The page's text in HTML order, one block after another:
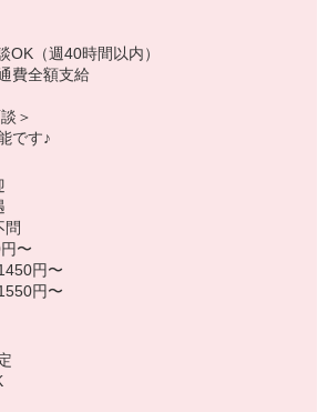
（週40時間以内）
費全額支給
＞
です♪
問
〜
円〜
円〜